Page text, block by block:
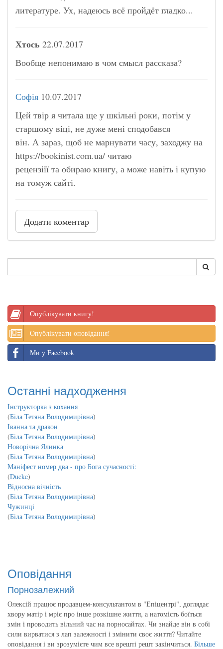
литературе. Ух, надеюсь всё пройдёт гладко...
Хтось 22.07.2017
Вообще непонимаю в чом смысл рассказа?
Софія 10.07.2017
Цей твір я читала ще у шкільні роки, потім у
старшому віці, не дуже мені сподобався
він. А зараз, щоб не марнувати часу, заходжу на
https://bookinist.com.ua/ читаю
рецензіїї та обираю книгу, а може навіть і купую
на томуж сайті.
Додати коментар
Опублікувати книгу!
Опублікувати оповідання!
Ми у Facebook
Останні надходження
Інструкторка з кохання
(Біла Тетяна Володимирівна)
Іванна та дракон
(Біла Тетяна Володимирівна)
Новорічна Ялинка
(Біла Тетяна Володимирівна)
Маніфест номер два - про Бога сучасності:
(Ducke)
Відносна вічність
(Біла Тетяна Володимирівна)
Чужинці
(Біла Тетяна Володимирівна)
Оповідання
Порнозалежний
Олексій працює продавцем-консультантом в "Епіцентрі", доглядає
хвору матір і мріє про інше розкішне життя, а натомість боїться
змін і проводить вільний час на порносайтах. Чи знайде він в собі
сили вирватися з лап залежності і змінити своє життя? Читайте
оповідання і ви зрозумієте чим все врешті решт закінчиться. Більше